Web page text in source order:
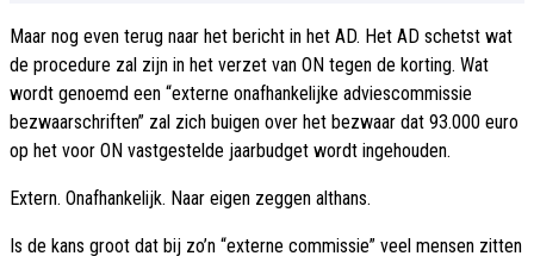
Maar nog even terug naar het bericht in het AD. Het AD schetst wat
de procedure zal zijn in het verzet van ON tegen de korting. Wat
wordt genoemd een “externe onafhankelijke adviescommissie
bezwaarschriften” zal zich buigen over het bezwaar dat 93.000 euro
op het voor ON vastgestelde jaarbudget wordt ingehouden.
Extern. Onafhankelijk. Naar eigen zeggen althans.
Is de kans groot dat bij zo’n “externe commissie” veel mensen zitten